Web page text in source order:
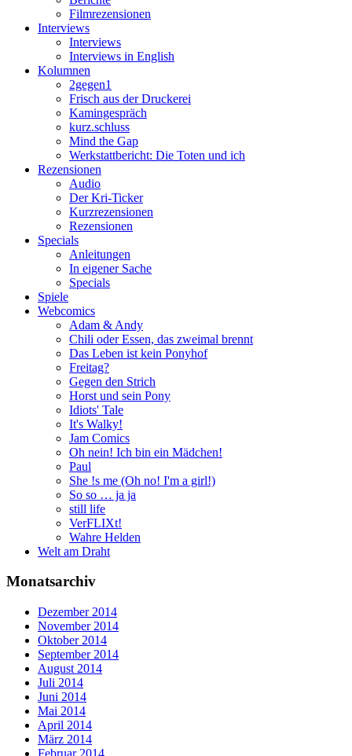
Filmrezensionen
Interviews
Interviews
Interviews in English
Kolumnen
2gegen1
Frisch aus der Druckerei
Kamingespräch
kurz.schluss
Mind the Gap
Werkstattbericht: Die Toten und ich
Rezensionen
Audio
Der Kri-Ticker
Kurzrezensionen
Rezensionen
Specials
Anleitungen
In eigener Sache
Specials
Spiele
Webcomics
Adam & Andy
Chili oder Essen, das zweimal brennt
Das Leben ist kein Ponyhof
Freitag?
Gegen den Strich
Horst und sein Pony
Idiots' Tale
It's Walky!
Jam Comics
Oh nein! Ich bin ein Mädchen!
Paul
She !s me (Oh no! I'm a girl!)
So so … ja ja
still life
VerFLIXt!
Wahre Helden
Welt am Draht
Monatsarchiv
Dezember 2014
November 2014
Oktober 2014
September 2014
August 2014
Juli 2014
Juni 2014
Mai 2014
April 2014
März 2014